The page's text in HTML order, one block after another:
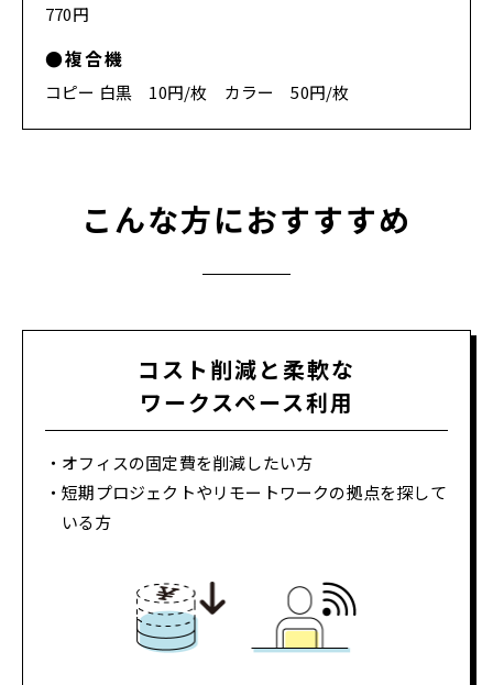
770円
●複合機
コピー 白黒 10円/枚 カラー 50円/枚
こんな方におすすすめ
コスト削減と柔軟な
ワークスペース利用
オフィスの固定費を削減したい方
短期プロジェクトやリモートワークの拠点を探して
いる方